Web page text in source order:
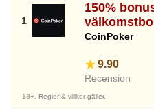
150%
CoinPoker
9.90
Recension
18+. Regler & villkor gäller.